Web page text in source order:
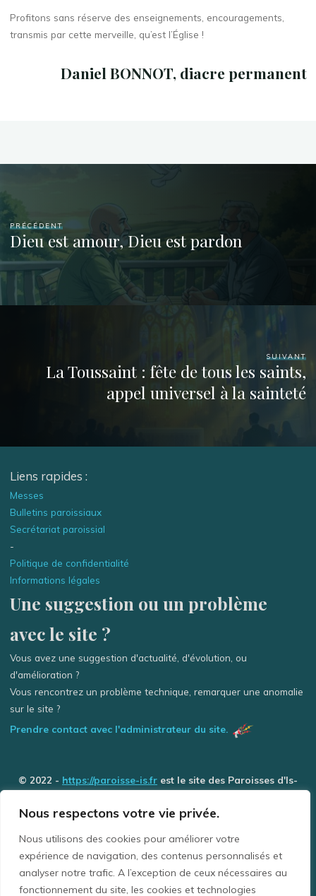
Nous respectons votre vie privée.
Nous utilisons des cookies pour améliorer votre
expérience de navigation, des contenus personnalisés et
analyser notre trafic. A l’exception de ceux nécessaires au
fonctionnement du site, les cookies et technologies
Profitons sans réserve des enseignements, encouragements,
transmis par cette merveille, qu’est l’Église !
Daniel BONNOT, diacre permanent
PRÉCÉDENT
Dieu est amour, Dieu est pardon
SUIVANT
La Toussaint : fête de tous les saints,
appel universel à la sainteté
Liens rapides :
Messes
Bulletins paroissiaux
Secrétariat paroissial
-
Politique de confidentialité
Informations légales
Une suggestion ou un problème
avec le site ?
Vous avez une suggestion d'actualité, d'évolution, ou
d'amélioration ?
Vous rencontrez un problème technique, remarquer une anomalie
sur le site ?
Prendre contact avec l'administrateur du site.
© 2022 - https://paroisse-is.fr est le site des Paroisses d'Is-
Rivière) - Tous droits réservés
La Paroisse Is-sur-Tille / Grancey-le-Château comprend les communes de : Avelanges,
Avot, Barjon, Beneuvre, Busserotte-et-Montenaille, Bussières, Chaignay, Courtivron,
Crécey-sur-Tille, Diénay, Échevannes, Gemeaux, Is-sur-Tille, Lux, Marcilly-sur-Tille,